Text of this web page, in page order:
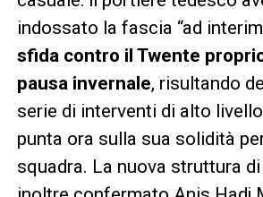
indossato la fascia “ad
sfida contro il Twente
pausa invernale, risultando
serie di interventi di alto
punta ora sulla sua solidità
squadra. La nuova struttura